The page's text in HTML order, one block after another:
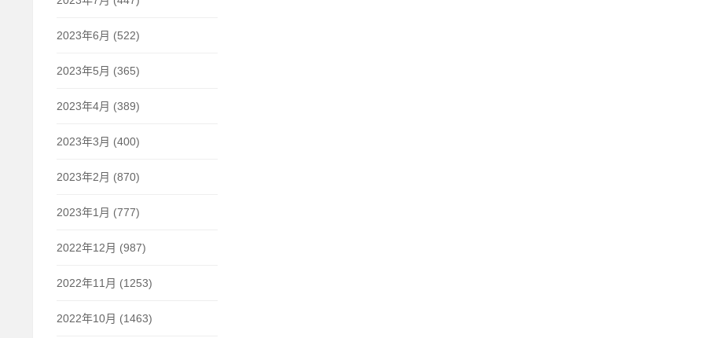
2023年6月 (522)
2023年5月 (365)
2023年4月 (389)
2023年3月 (400)
2023年2月 (870)
2023年1月 (777)
2022年12月 (987)
2022年11月 (1253)
2022年10月 (1463)